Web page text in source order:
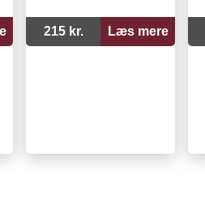
215 kr. Læs mere